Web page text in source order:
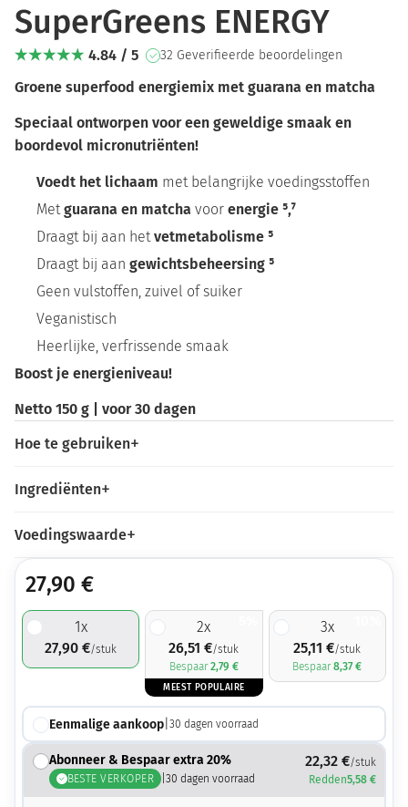
SuperGreens ENERGY
4.84 / 5 32 Geverifieerde beoordelingen
Groene superfood energiemix met guarana en matcha
Speciaal ontworpen voor een geweldige smaak en
boordevol micronutriënten!
Voedt het lichaam met belangrijke voedingsstoffen
Met guarana en matcha voor energie ⁵,⁷
Draagt bij aan het vetmetabolisme ⁵
Draagt bij aan gewichtsbeheersing ⁵
Geen vulstoffen, zuivel of suiker
Veganistisch
Heerlijke, verfrissende smaak
Boost je energieniveau!
Netto 150 g | voor 30 dagen
Hoe te gebruiken
Ingrediënten
Voedingswaarde
27,90 €
1x
27,90€/stuk
2x
26,51€/stuk
Bespaar2,79 €
MEEST POPULAIRE
3x
25,11€/stuk
Bespaar8,37€
Eenmalige aankoop| 30 dagen voorraad
Abonneer & Bespaar extra 20%
BESTE VERKOPER |30 dagen voorraad
22,32 €/stuk
Redden5,58 €